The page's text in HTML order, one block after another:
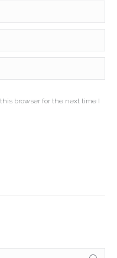
browser for the next time I